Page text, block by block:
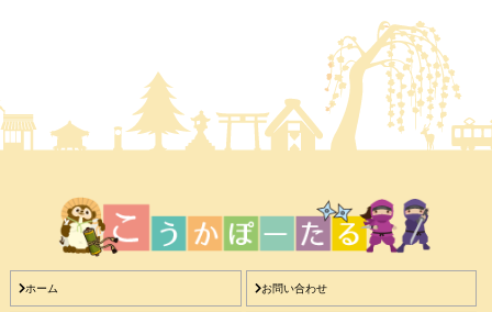
ホーム お問い合わせ